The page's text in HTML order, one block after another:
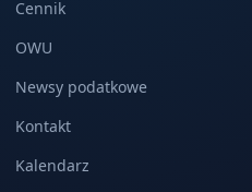
Cennik
OWU
Newsy podatkowe
Kontakt
Kalendarz